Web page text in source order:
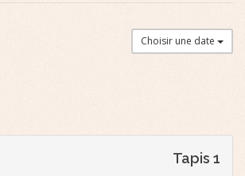
Choisir une date
Tapis 1